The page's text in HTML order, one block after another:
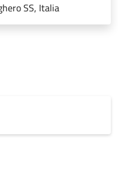
SS, Italia